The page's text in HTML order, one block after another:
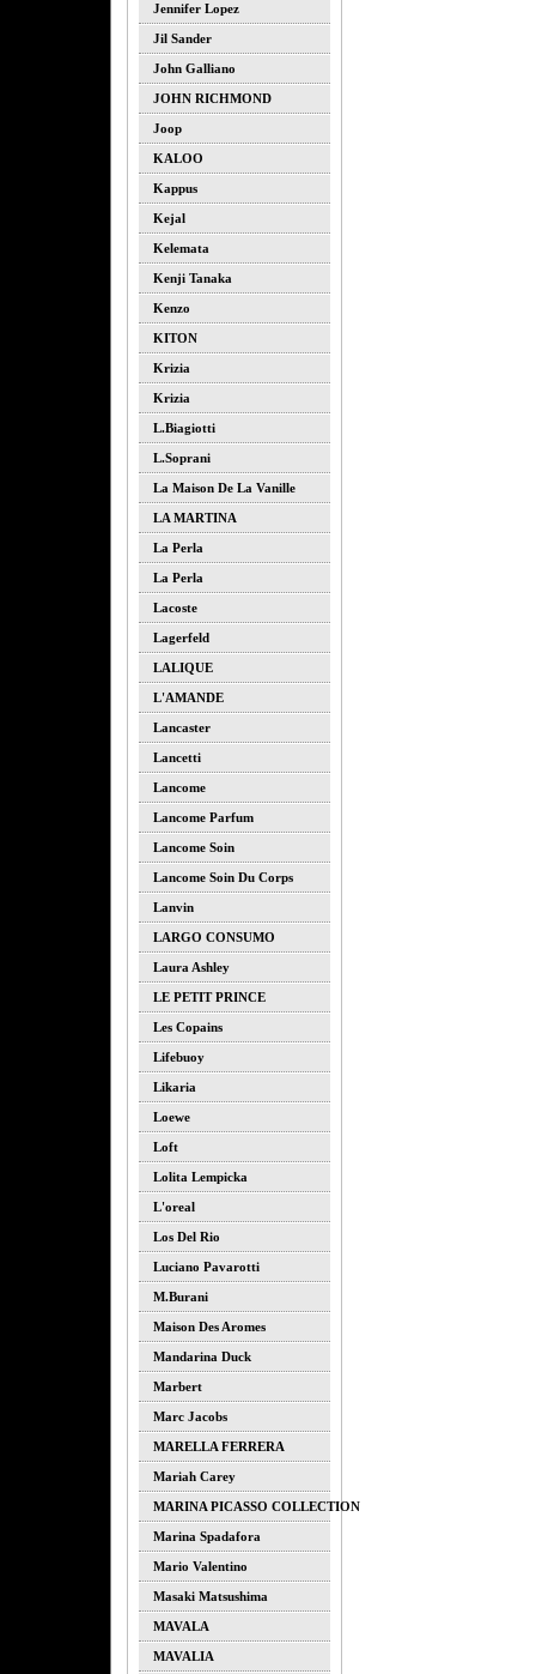
Jennifer Lopez
Jil Sander
John Galliano
JOHN RICHMOND
Joop
KALOO
Kappus
Kejal
Kelemata
Kenji Tanaka
Kenzo
KITON
Krizia
Krizia
L.biagiotti
L.soprani
La Maison De La Vanille
LA MARTINA
La Perla
La Perla
Lacoste
Lagerfeld
LALIQUE
L'AMANDE
Lancaster
Lancetti
Lancome
Lancome Parfum
Lancome Soin
Lancome Soin Du Corps
Lanvin
LARGO CONSUMO
Laura Ashley
LE PETIT PRINCE
Les Copains
Lifebuoy
Likaria
Loewe
Loft
Lolita Lempicka
L'oreal
Los Del Rio
Luciano Pavarotti
M.burani
Maison Des Aromes
Mandarina Duck
Marbert
Marc Jacobs
MARELLA FERRERA
Mariah Carey
MARINA PICASSO COLLECTION
Marina Spadafora
Mario Valentino
Masaki Matsushima
MAVALA
MAVALIA